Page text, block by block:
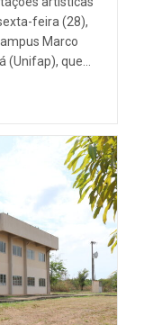
feira (28),
Marco
(Unifap), que…